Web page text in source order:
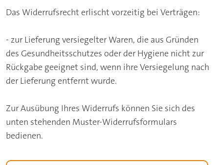
Das Widerrufsrecht erlischt vorzeitig bei Verträgen:
- zur Lieferung versiegelter Waren, die aus Gründen
des Gesundheitsschutzes oder der Hygiene nicht zur
Rückgabe geeignet sind, wenn ihre Versiegelung nach
der Lieferung entfernt wurde.
Zur Ausübung Ihres Widerrufs können Sie sich des
unten stehenden Muster-Widerrufsformulars
bedienen.